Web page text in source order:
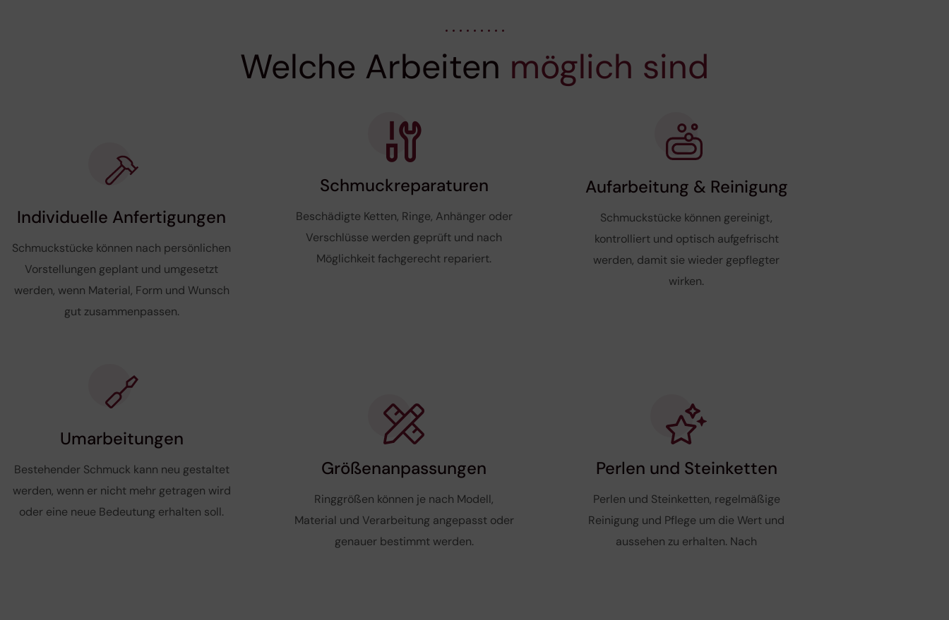
Welche Arbeiten möglich sind
Individuelle Anfertigungen
Schmuckstücke können nach persönlichen
Vorstellungen geplant und umgesetzt
werden, wenn Material, Form und Wunsch
gut zusammenpassen.
Umarbeitungen
Bestehender Schmuck kann neu gestaltet
werden, wenn er nicht mehr getragen wird
oder eine neue Bedeutung erhalten soll.
Schmuckreparaturen
Beschädigte Ketten, Ringe, Anhänger oder
Verschlüsse werden geprüft und nach
Möglichkeit fachgerecht repariert.
Größenanpassungen
Ringgrößen können je nach Modell,
Material und Verarbeitung angepasst oder
genauer bestimmt werden.
Aufarbeitung & Reinigung
Schmuckstücke können gereinigt,
kontrolliert und optisch aufgefrischt
werden, damit sie wieder gepflegter
wirken.
Perlen und Steinketten
Perlen und Steinketten, regelmäßige
Reinigung und Pflege um die Wert und
aussehen zu erhalten. Nach